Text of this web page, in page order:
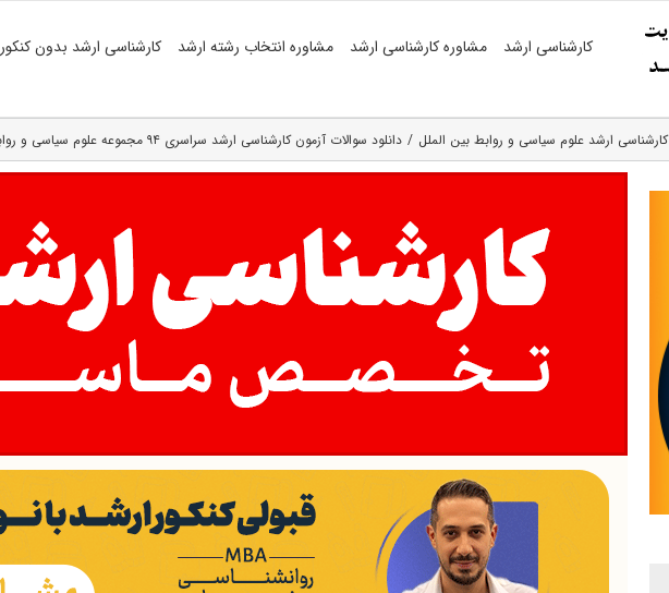
کارشناسی ارشد مشاوره کارشناسی ارشد مشاوره انتخاب رشته ارشد کارشناسی ارشد بدون کنکور
کارشناسی ارشد علوم سیاسی و روابط بین الملل دانلود سوالات آزمون کارشناسی ارشد سراسری ۹۴ مجموعه علوم سیاسی و روابط بین الملل ( کد ۱۱۳۰ )